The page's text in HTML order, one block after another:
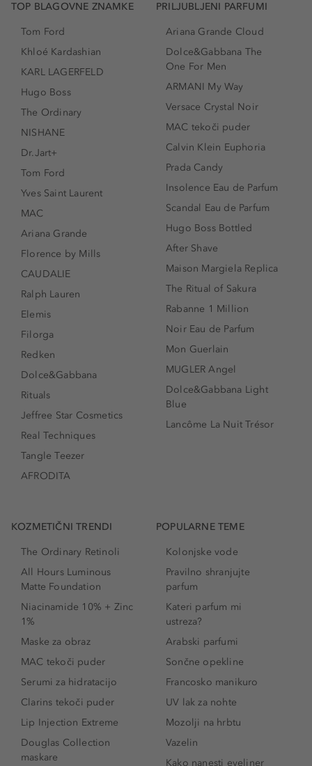
TOP BLAGOVNE ZNAMKE
Tom Ford
Khloé Kardashian
KARL LAGERFELD
Hugo Boss
The Ordinary
NISHANE
Dr.Jart+
Tom Ford
Yves Saint Laurent
MAC
Ariana Grande
Florence by Mills
CAUDALIE
Ralph Lauren
Elemis
Filorga
Redken
Dolce&Gabbana
Rituals
Jeffree Star Cosmetics
Real Techniques
Tangle Teezer
AFRODITA
PRILJUBLJENI PARFUMI
Ariana Grande Cloud
Dolce&Gabbana The
One For Men
ARMANI My Way
Versace Crystal Noir
MAC tekoči puder
Calvin Klein Euphoria
Prada Candy
Insolence Eau de Parfum
Scandal Eau de Parfum
Hugo Boss Bottled
After Shave
Maison Margiela Replica
The Ritual of Sakura
Rabanne 1 Million
Noir Eau de Parfum
Mon Guerlain
MUGLER Angel
Dolce&Gabbana Light
Blue
Lancôme La Nuit Trésor
KOZMETIČNI TRENDI
The Ordinary Retinoli
All Hours Luminous
Matte Foundation
Niacinamide 10% + Zinc
1%
Maske za obraz
MAC tekoči puder
Serumi za hidratacijo
Clarins tekoči puder
Lip Injection Extreme
Douglas Collection
maskare
POPULARNE TEME
Kolonjske vode
Pravilno shranjujte
parfum
Kateri parfum mi
ustreza?
Arabski parfumi
Sončne opekline
Francosko manikuro
UV lak za nohte
Mozolji na hrbtu
Vazelin
Kako nanesti eyeliner